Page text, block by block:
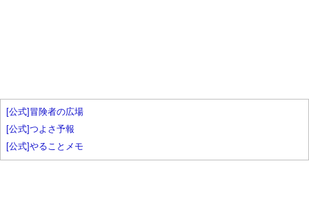
[公式]冒険者の広場
[公式]つよさ予報
[公式]やることメモ